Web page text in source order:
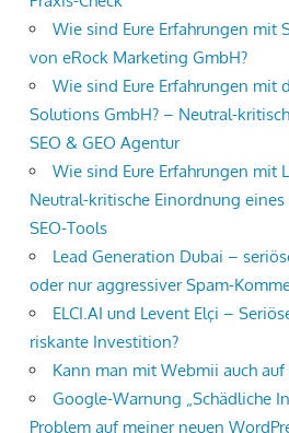
Wie sind Eure Erfahrungen mit
von eRock Marketing GmbH?
Wie sind Eure Erfahrungen mit
Solutions GmbH? – Neutral-
SEO & GEO Agentur
Wie sind Eure Erfahrungen mit
Neutral-kritische Einordnung
SEO-Tools
Lead Generation Dubai –
oder nur aggressiver Spam-
ELCI.AI und Levent Elçi –
riskante Investition?
Kann man mit Webmii auch auf
Google-Warnung „Schädliche
Problem auf meiner neuen